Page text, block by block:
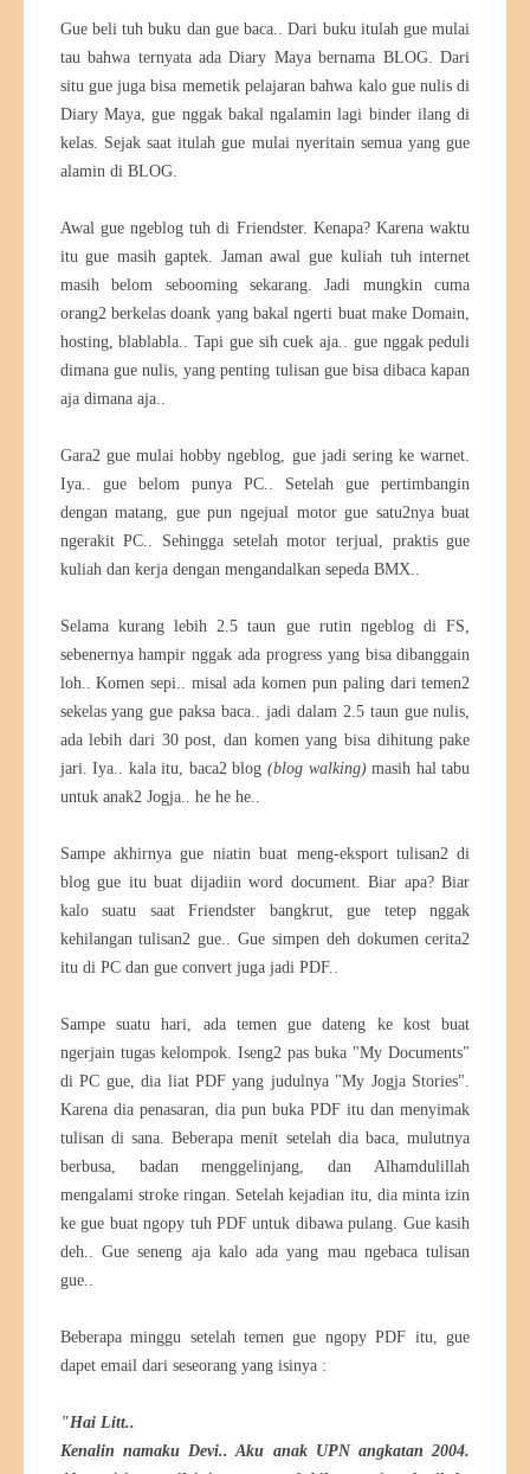
Gue beli tuh buku dan gue baca.. Dari buku itulah gue mulai
tau bahwa ternyata ada Diary Maya bernama BLOG. Dari
situ gue juga bisa memetik pelajaran bahwa kalo gue nulis di
Diary Maya, gue nggak bakal ngalamin lagi binder ilang di
kelas. Sejak saat itulah gue mulai nyeritain semua yang gue
alamin di BLOG.
Awal gue ngeblog tuh di Friendster. Kenapa? Karena waktu
itu gue masih gaptek. Jaman awal gue kuliah tuh internet
masih belom sebooming sekarang. Jadi mungkin cuma
orang2 berkelas doank yang bakal ngerti buat make Domain,
hosting, blablabla.. Tapi gue sih cuek aja.. gue nggak peduli
dimana gue nulis, yang penting tulisan gue bisa dibaca kapan
aja dimana aja..
Gara2 gue mulai hobby ngeblog, gue jadi sering ke warnet.
Iya.. gue belom punya PC.. Setelah gue pertimbangin
dengan matang, gue pun ngejual motor gue satu2nya buat
ngerakit PC.. Sehingga setelah motor terjual, praktis gue
kuliah dan kerja dengan mengandalkan sepeda BMX..
Selama kurang lebih 2.5 taun gue rutin ngeblog di FS,
sebenernya hampir nggak ada progress yang bisa dibanggain
loh.. Komen sepi.. misal ada komen pun paling dari temen2
sekelas yang gue paksa baca.. jadi dalam 2.5 taun gue nulis,
ada lebih dari 30 post, dan komen yang bisa dihitung pake
jari. Iya.. kala itu, baca2 blog(blog walking)masih hal tabu
untuk anak2 Jogja.. he he he..
Sampe akhirnya gue niatin buat meng-eksport tulisan2 di
blog gue itu buat dijadiin word document. Biar apa? Biar
kalo suatu saat Friendster bangkrut, gue tetep nggak
kehilangan tulisan2 gue.. Gue simpen deh dokumen cerita2
itu di PC dan gue convert juga jadi PDF..
Sampe suatu hari, ada temen gue dateng ke kost buat
ngerjain tugas kelompok. Iseng2 pas buka "My Documents"
di PC gue, dia liat PDF yang judulnya "My Jogja Stories".
Karena dia penasaran, dia pun buka PDF itu dan menyimak
tulisan di sana. Beberapa menit setelah dia baca, mulutnya
berbusa, badan menggelinjang, dan Alhamdulillah
mengalami stroke ringan. Setelah kejadian itu, dia minta izin
ke gue buat ngopy tuh PDF untuk dibawa pulang. Gue kasih
deh.. Gue seneng aja kalo ada yang mau ngebaca tulisan
gue..
Beberapa minggu setelah temen gue ngopy PDF itu, gue
dapet email dari seseorang yang isinya :
"Hai Litt..
Kenalin namaku Devi.. Aku anak UPN angkatan 2004.